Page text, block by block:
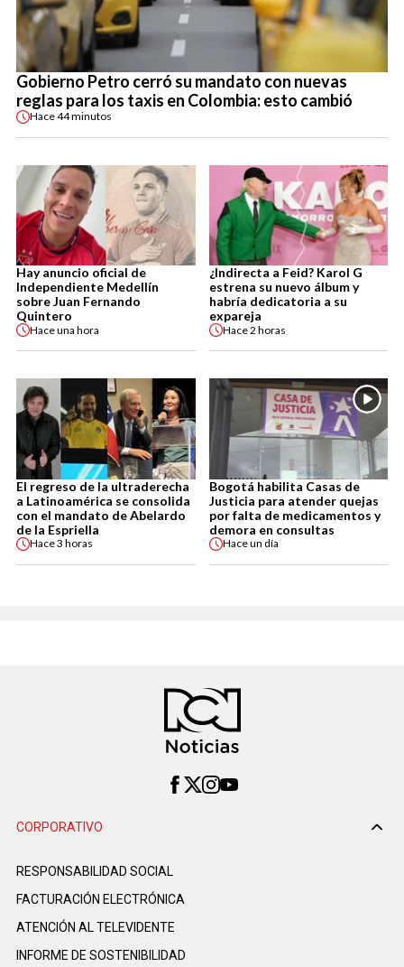
Gobierno Petro cerró su mandato con nuevas
reglas para los taxis en Colombia: esto cambió
Hace44 minutos
Hay anuncio oficial de
Independiente Medellín
sobre Juan Fernando
Quintero
Haceuna hora
¿Indirecta a Feid? Karol G
estrena su nuevo álbum y
habría dedicatoria a su
expareja
Hace2 horas
El regreso de la ultraderecha
a Latinoamérica se consolida
con el mandato de Abelardo
de la Espriella
Hace3 horas
Bogotá habilita Casas de
Justicia para atender quejas
por falta de medicamentos y
demora en consultas
Haceun día
CORPORATIVO
RESPONSABILIDAD SOCIAL
FACTURACIÓN ELECTRÓNICA
ATENCIÓN AL TELEVIDENTE
INFORME DE SOSTENIBILIDAD